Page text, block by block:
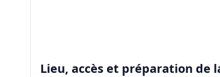
Lieu, accès et préparation de